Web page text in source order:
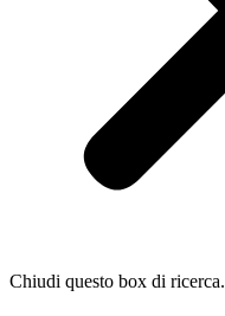
Chiudi questo box di ricerca.